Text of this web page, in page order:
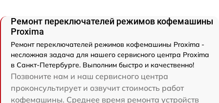
Ремонт переключателей режимов кофемашины
Proxima
Ремонт переключателей режимов кофемашины Proxima -
несложная задача для нашего сервисного центра Proxima
в Санкт-Петербурге. Выполним быстро и качественно!
Позвоните нам и наш сервисного центра
проконсультирует и озвучит стоимость работ
кофемашины. Среднее время ремонта устройств